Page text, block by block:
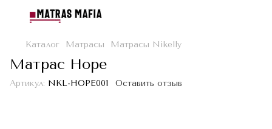
Каталог Матрасы Матрасы Nikelly
Матрас Hope
Артикул: NKL-HOPE001 Оставить отзыв